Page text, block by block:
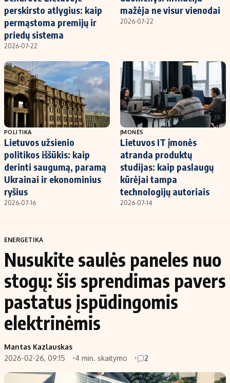
perskirsto atlygius: kaip
permąstoma premijų ir
priedų sistema
2026-07-22
mažėja ne visur vienodai
2026-07-22
POLITIKA
Lietuvos užsienio
politikos iššūkis: kaip
derinti saugumą, paramą
Ukrainai ir ekonominius
ryšius
2026-07-16
ĮMONĖS
Lietuvos IT įmonės
atranda produktų
studijas: kaip paslaugų
kūrėjai tampa
technologijų autoriais
2026-07-14
ENERGETIKA
Nusukite saulės paneles nuo
stogų: šis sprendimas pavers
pastatus įspūdingomis
elektrinėmis
Mantas Kazlauskas
2026-02-26, 09:15
4 min. skaitymo 2